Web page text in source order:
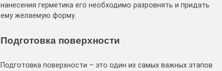
нанесения герметика его необходимо разровнять и придать
ему желаемую форму․
Подготовка поверхности
Подготовка поверхности – это один из самых важных этапов